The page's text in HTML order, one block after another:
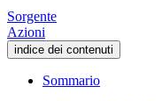
Sorgente
Azioni
indice dei contenuti
Sommario